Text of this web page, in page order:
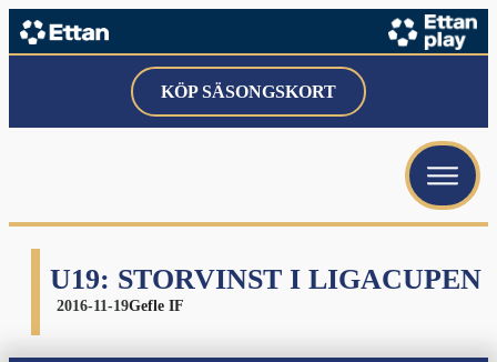
KÖP SÄSONGSKORT
U19: STORVINST I LIGACUPEN
2016-11-19Gefle IF